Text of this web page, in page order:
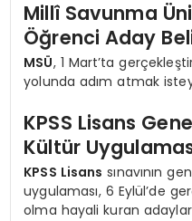
Millî Savunma
Öğrenci Aday
MSÜ, 1 Mart’ta
yolunda adım atmak
KPSS Lisans
Kültür
KPSS Lisans sınavının
uygulaması, 6 Eylül’de
olma hayali kuran